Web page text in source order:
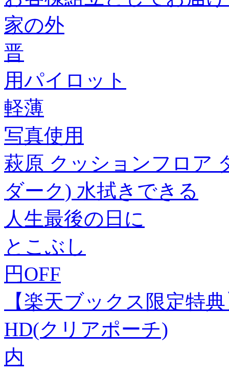
家の外
晋
用パイロット
軽薄
写真使用
萩原 クッションフロア
ダーク) 水拭きできる
人生最後の日に
とこぶし
円OFF
【楽天ブックス限定特
HD(クリアポーチ)
内